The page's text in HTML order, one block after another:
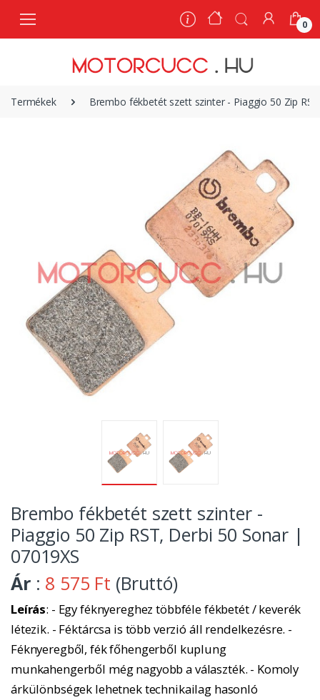
0
Termékek Brembo fékbetét szett szinter - Piaggio 50 Zip
Brembo fékbetét szett szinter -
Piaggio 50 Zip RST, Derbi 50 Sonar |
07019XS
Ár : 8 575 Ft (Bruttó)
Leírás: - Egy féknyereghez többféle fékbetét / keverék
létezik. - Féktárcsa is több verzió áll rendelkezésre. -
Féknyeregből, fék főhengerből kuplung
munkahengerből még nagyobb a választék. - Komoly
árkülönbségek lehetnek technikailag hasonló
0